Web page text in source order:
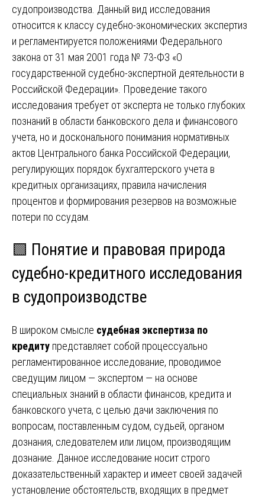
судопроизводства. Данный вид исследования
относится к классу судебно-экономических экспертиз
и регламентируется положениями Федерального
закона от 31 мая 2001 года № 73-ФЗ «О
государственной судебно-экспертной деятельности в
Российской Федерации». Проведение такого
исследования требует от эксперта не только глубоких
познаний в области банковского дела и финансового
учета, но и досконального понимания нормативных
актов Центрального банка Российской Федерации,
регулирующих порядок бухгалтерского учета в
кредитных организациях, правила начисления
процентов и формирования резервов на возможные
потери по ссудам.
🟩 Понятие и правовая природа
судебно-кредитного исследования
в судопроизводстве
В широком смысле судебная экспертиза по
кредиту представляет собой процессуально
регламентированное исследование, проводимое
сведущим лицом — экспертом — на основе
специальных знаний в области финансов, кредита и
банковского учета, с целью дачи заключения по
вопросам, поставленным судом, судьей, органом
дознания, следователем или лицом, производящим
дознание. Данное исследование носит строго
доказательственный характер и имеет своей задачей
установление обстоятельств, входящих в предмет